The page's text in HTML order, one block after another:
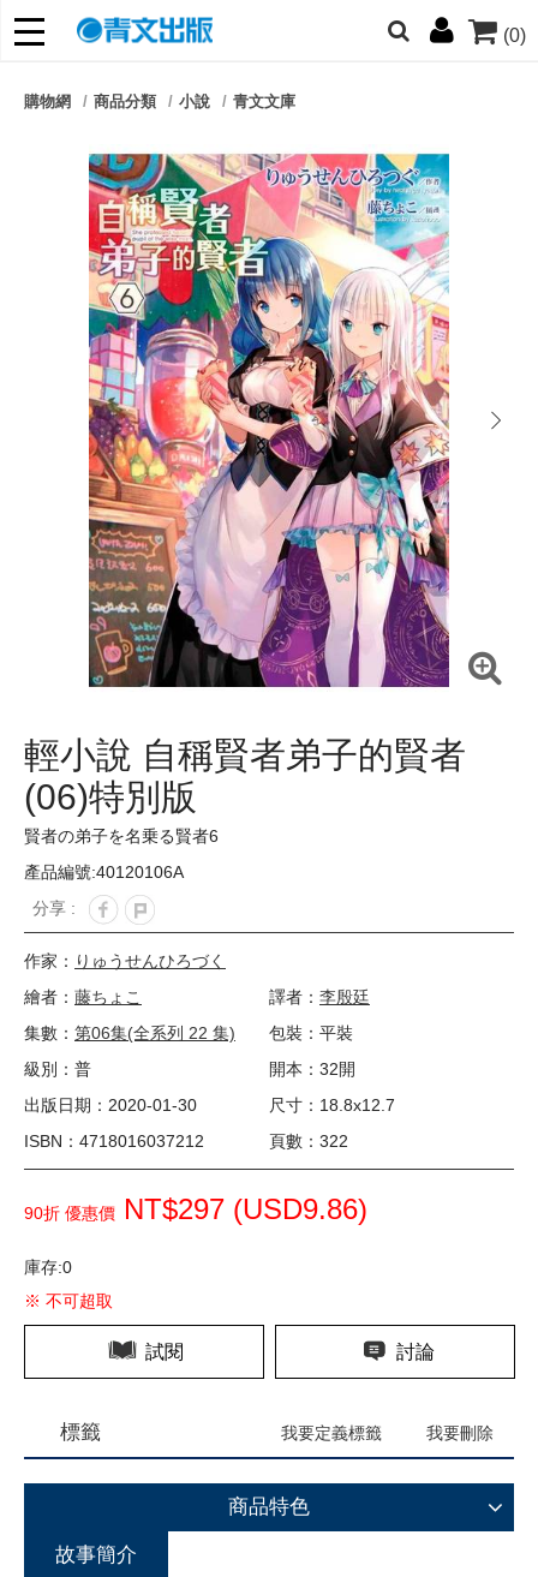
(0)
朋友們，提高警覺！
購物網 商品分類 小說 青文文庫
next
輕小說 自稱賢者弟子的賢者
(06)特別版
賢者の弟子を名乗る賢者6
產品編號:40120106A
分享 :
作家： りゅうせんひろづく
繪者： 藤ちょこ 譯者： 李殷廷
集數： 第06集(全系列 22 集)
包裝：平裝
級別：普
開本：32開
出版日期：2020-01-30
尺寸：18.8x12.7
ISBN：4718016037212
頁數：322
90折 優惠價 NT$297 (USD9.86)
庫存:0
※ 不可超取
試閱 討論
標籤 我要定義標籤 我要刪除
商品特色
故事簡介